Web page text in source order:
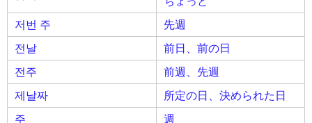
저번 주
先週
전날
前日、前の日
전주
前週、先週
제날짜
所定の日、決められた日
주
週